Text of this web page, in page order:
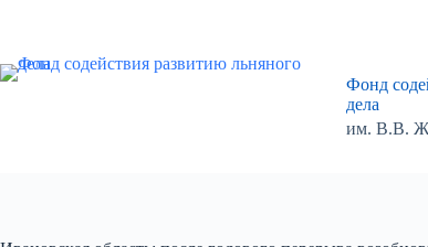
Фонд
дела
им. В.В.